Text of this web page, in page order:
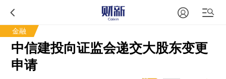
金融
中信建投向证监会递交大股东变更
申请